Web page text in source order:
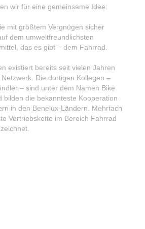
wir für eine gemeinsame Idee:
mit größtem Vergnügen sicher
dem umweltfreundlichsten
das es gibt – dem Fahrrad.
existiert bereits seit vielen Jahren
Die dortigen Kollegen –
– sind unter dem Namen Bike
bilden die bekannteste Kooperation
in den Benelux-Ländern. Mehrfach
Vertriebskette im Bereich Fahrrad